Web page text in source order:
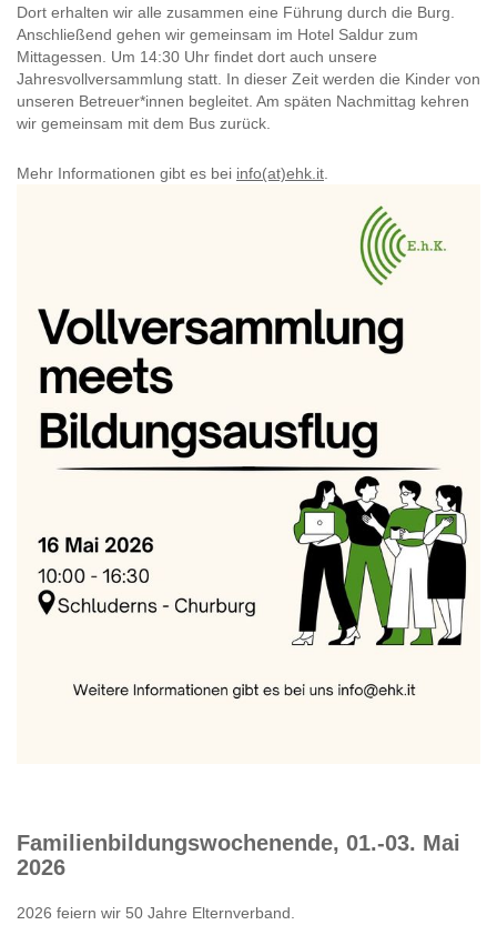
Dort erhalten wir alle zusammen eine Führung durch die Burg.
Anschließend gehen wir gemeinsam im Hotel Saldur zum
Mittagessen. Um 14:30 Uhr findet dort auch unsere
Jahresvollversammlung statt. In dieser Zeit werden die Kinder von
unseren Betreuer*innen begleitet. Am späten Nachmittag kehren
wir gemeinsam mit dem Bus zurück.
Mehr Informationen gibt es bei info(at)ehk.it
Familienbildungswochenende, 01.-03. Mai
2026
2026 feiern wir 50 Jahre Elternverband.